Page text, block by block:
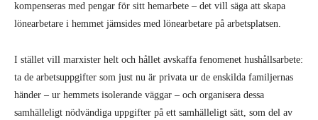
kompenseras med pengar för sitt hemarbete – det vill säga att skapa
lönearbetare i hemmet jämsides med lönearbetare på arbetsplatsen.
I stället vill marxister helt och hållet avskaffa fenomenet hushållsarbete:
ta de arbetsuppgifter som just nu är privata ur de enskilda familjernas
händer – ur hemmets isolerande väggar – och organisera dessa
samhälleligt nödvändiga uppgifter på ett samhälleligt sätt, som del av